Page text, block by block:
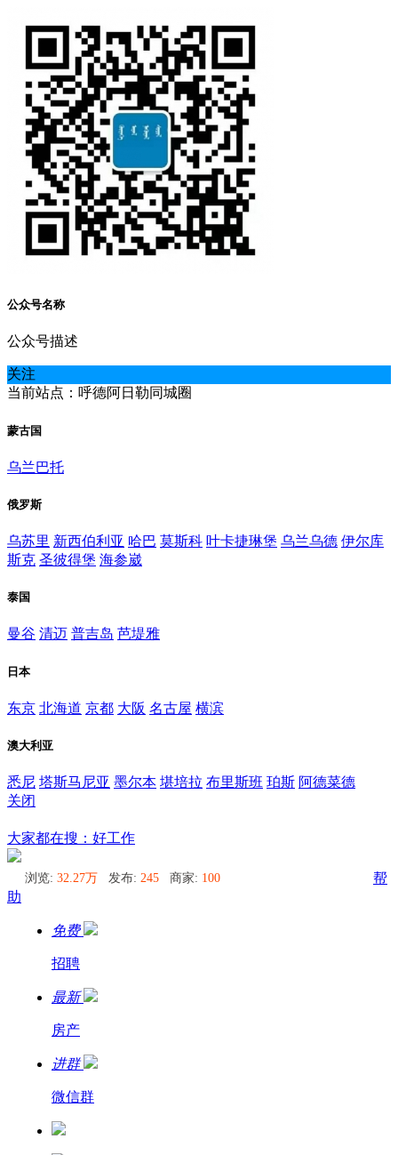
公众号名称
公众号描述
关注
当前站点：呼德阿日勒同城圈
蒙古国
乌兰巴托
俄罗斯
乌苏里 新西伯利亚 哈巴 莫斯科 叶卡捷琳堡 乌兰乌德 伊尔库
斯克 圣彼得堡 海参崴
泰国
曼谷 清迈 普吉岛 芭堤雅
日本
东京 北海道 京都 大阪 名古屋 横滨
澳大利亚
悉尼 塔斯马尼亚 墨尔本 堪培拉 布里斯班 珀斯 阿德菜德
关闭
大家都在搜：好工作
浏览: 32.27万 发布: 245 商家: 100
帮
助
免费
招聘
最新
房产
进群
微信群